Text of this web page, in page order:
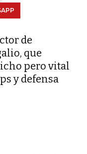
de
que
pero vital
y defensa